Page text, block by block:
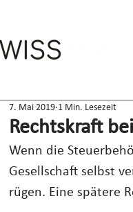
Rechtskraft
7. Mai 2019 1 Min. Lesezeit
Wenn die
Gesellschaft selbst
rügen. Eine spätere